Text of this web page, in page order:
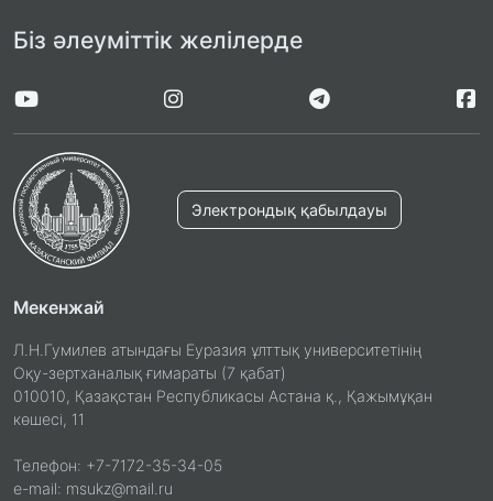
Біз әлеуміттік желілерде
Электрондық қабылдауы
Мекенжай
Л.Н.Гумилев атындағы Еуразия ұлттық университетінің
Оқу-зертханалық ғимараты (7 қабат)
010010, Қазақстан Республикасы Астана қ., Қажымұқан
көшесі, 11
Телефон: +7-7172-35-34-05
e-mail: msukz@mail.ru